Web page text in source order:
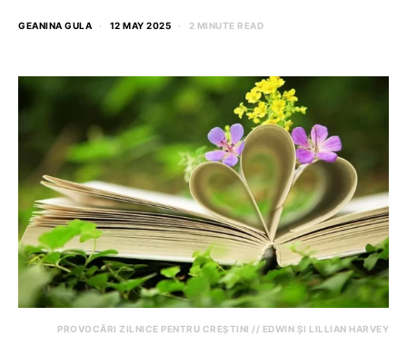
GEANINA GULA 12 MAY 2025 2 MINUTE READ
PROVOCĂRI ZILNICE PENTRU CREȘTINI // EDWIN ȘI LILLIAN HARVEY